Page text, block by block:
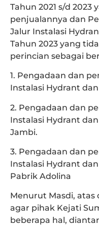
Tahun 2021 s/d
penjualannya dan
Jalur Instalasi
Tahun 2023 yang
perincian sebagai
1. Pengadaan dan
Instalasi Hydrant
2. Pengadaan dan
Instalasi Hydrant
Jambi.
3. Pengadaan dan
Instalasi Hydrant
Pabrik Adolina
Menurut Masdi, atas
agar pihak Kejati
beberapa hal,